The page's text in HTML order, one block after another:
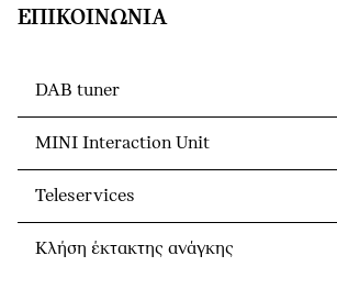
ΕΠΙΚΟΙΝΩΝΊΑ
DAB tuner
MINI Interaction Unit
Teleservices
Κλήση έκτακτης ανάγκης